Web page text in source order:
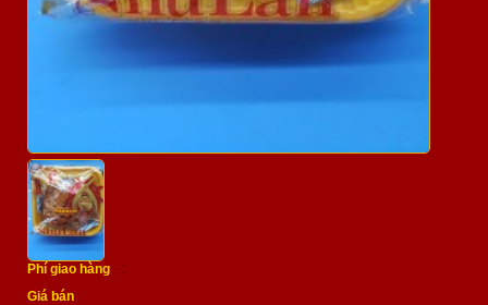
Phí giao hàng
:
Giá bán